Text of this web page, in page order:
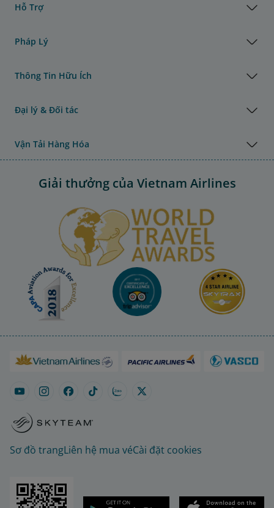
Hỗ Trợ
Pháp Lý
Thông Tin Hữu Ích
Đại lý & Đối tác
Vận Tải Hàng Hóa
Giải thưởng của Vietnam Airlines
Sơ đồ trangLiên hệ mua véCài đặt cookies